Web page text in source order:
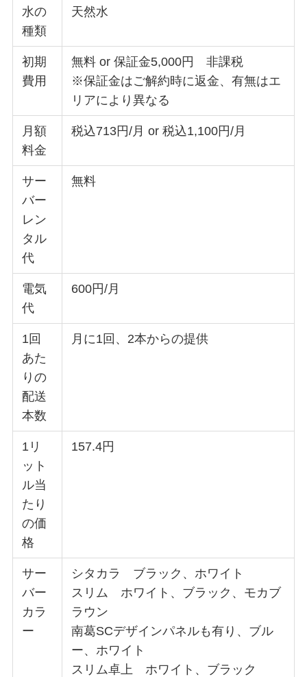
水の
種類
天然水
初期
費用
無料 or 保証金5,000円 非課税
※保証金はご解約時に返金、有無はエ
リアにより異なる
月額
料金
税込713円/月 or 税込1,100円/月
サー
バー
レン
タル
代
無料
電気
代
600円/月
1回
あた
りの
配送
本数
月に1回、2本からの提供
1リ
ット
ル当
たり
の価
格
157.4円
サー
バー
カラ
ー
シタカラ ブラック、ホワイト
スリム ホワイト、ブラック、モカブ
ラウン
南葛SCデザインパネルも有り、ブル
ー、ホワイト
スリム卓上 ホワイト、ブラック